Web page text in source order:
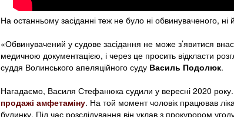
На останньому засіданні теж не було ні обвинуваченого, ні
«Обвинувачений у судове засідання не може з’явитися
медичною документацією, і через це просить відкласти
суддя Волинського апеляційного суду Василь Подолюк.
Нагадаємо, Василя Стефанюка судили у вересні 2020 року.
продажі амфетаміну. На той момент чоловік працював
будинку. Під час розслідування він уклав з прокурором